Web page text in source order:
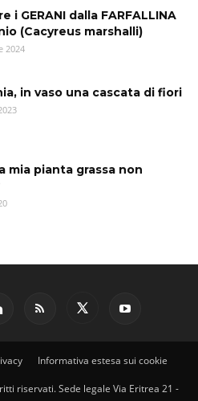
i GERANI dalla FARFALLINA
(Cacyreus marshalli)
2024
in vaso una cascata di fiori
mia pianta grassa non
Informativa estesa sui cookie
riservati. Sede legale Via Eritrea 21 -